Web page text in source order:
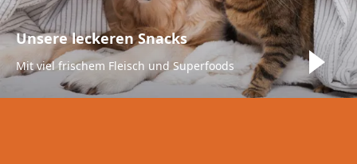
Unsere leckeren Snacks
Mit viel frischem Fleisch und Superfoods